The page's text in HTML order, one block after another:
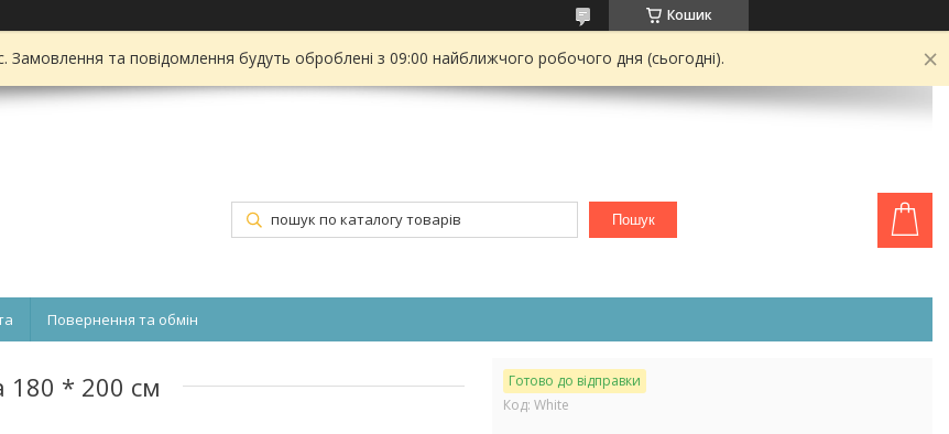
Кошик
Замовлення та повідомлення будуть оброблені з 09:00 найближчого робочого дня (сьогодні).
Пошук
Повернення та обмін
180 * 200 см
Готово до відправки
Код: White